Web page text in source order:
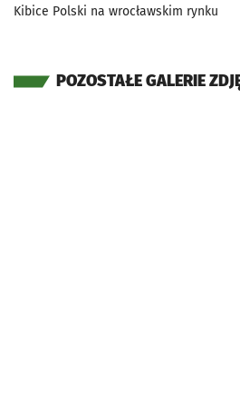
Kibice Polski na wrocławskim rynku
POZOSTAŁE GALERIE